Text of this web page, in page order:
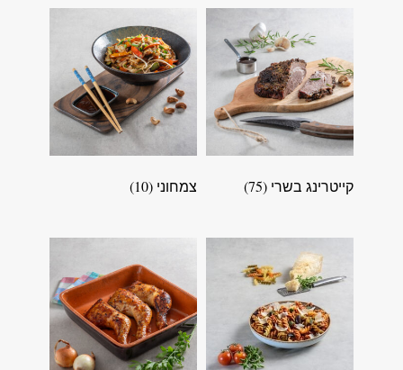
קייטרינג בשרי (75) צמחוני (10)